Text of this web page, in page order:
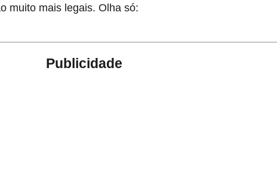
muito mais legais. Olha só:
Publicidade